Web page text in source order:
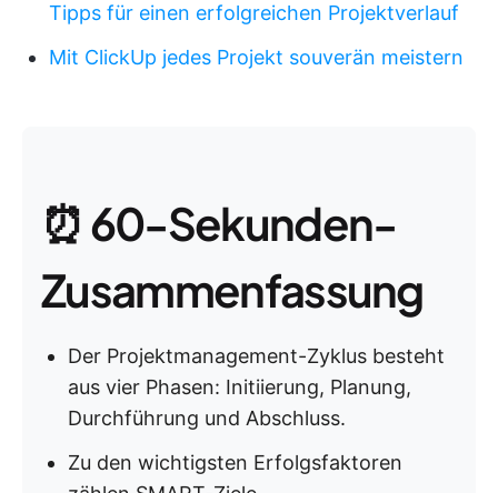
Tipps für einen erfolgreichen Projektverlauf
Mit ClickUp jedes Projekt souverän meistern
⏰ 60-Sekunden-
Zusammenfassung
Der Projektmanagement-Zyklus besteht
aus vier Phasen: Initiierung, Planung,
Durchführung und Abschluss.
Zu den wichtigsten Erfolgsfaktoren